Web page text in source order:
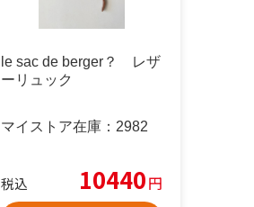
le sac de berger？ レザ
ーリュック
マイストア在庫： 2982
税込 10440円